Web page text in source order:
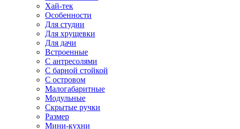
Хай-тек
Особенности
Для студии
Для хрущевки
Для дачи
Встроенные
С антресолями
С барной стойкой
С островом
Малогабаритные
Модульные
Скрытые ручки
Размер
Мини-кухни